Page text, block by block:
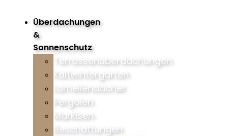
Überdachungen
&
Sonnenschutz
Terrassenüberdachungen
Kaltwintergärten
Lamellendächer
Pergolen
Markisen
Beschattungen